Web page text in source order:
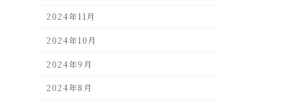
2024年11月
2024年10月
2024年9月
2024年8月